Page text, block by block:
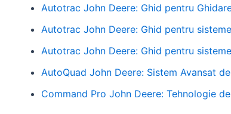
Autotrac John Deere: Ghid pentru
Autotrac John Deere: Ghid pentru
Autotrac John Deere: Ghid pentru
AutoQuad John Deere: Sistem Avansat
Command Pro John Deere: Tehnologie